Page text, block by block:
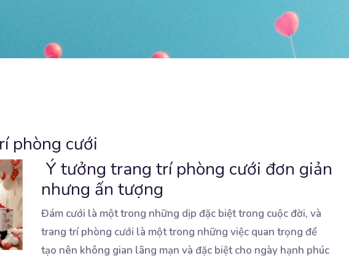
phòng cưới
Ý tưởng trang trí phòng cưới đơn giản
nhưng ấn tượng
Đám cưới là một trong những dịp đặc biệt trong cuộc đời, và
trang trí phòng cưới là một trong những việc quan trọng để
tạo nên không gian lãng mạn và đặc biệt cho ngày hạnh phúc